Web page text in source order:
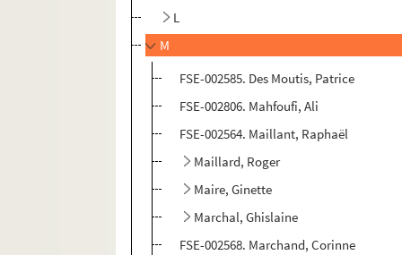
L
M
FSE-002585. Des Moutis, Patrice
FSE-002806. Mahfoufi, Ali
FSE-002564. Maillant, Raphaël
Maillard, Roger
Maire, Ginette
Marchal, Ghislaine
FSE-002568. Marchand, Corinne